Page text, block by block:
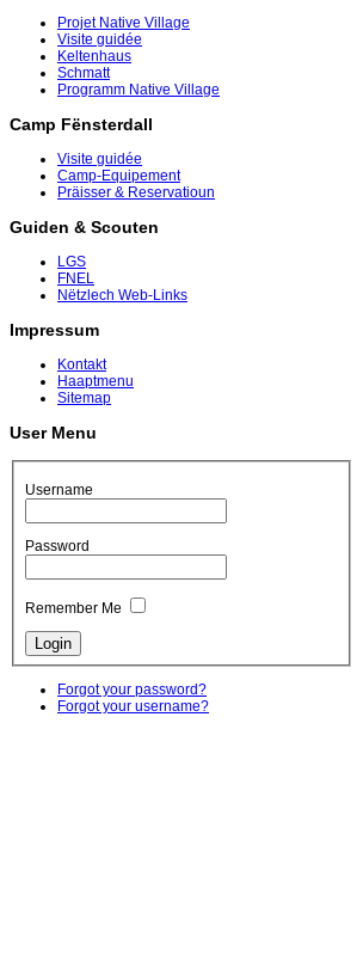
Projet Native Village
Visite guidée
Keltenhaus
Schmatt
Programm Native Village
Camp Fënsterdall
Visite guidée
Camp-Equipement
Präisser & Reservatioun
Guiden & Scouten
LGS
FNEL
Nëtzlech Web-Links
Impressum
Kontakt
Haaptmenu
Sitemap
User Menu
Username
Password
Remember Me
Forgot your password?
Forgot your username?